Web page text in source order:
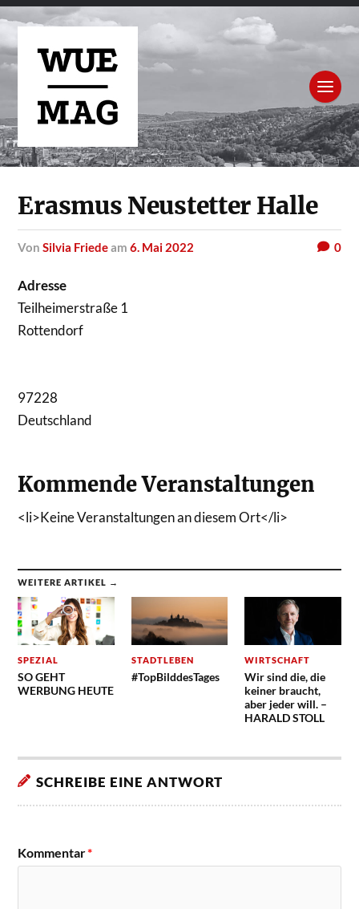
Erasmus Neustetter Halle
vonSilvia Friedeam6. Mai 2022 0
Adresse
Teilheimerstraße 1
Rottendorf
97228
Deutschland
Kommende Veranstaltungen
<li>Keine Veranstaltungen an diesem Ort</li>
WEITERE ARTIKEL →
SPEZIAL
SO GEHT
WERBUNG HEUTE
STADTLEBEN
#TopBilddesTages
WIRTSCHAFT
Wir sind die, die
keiner braucht,
aber jeder will. –
HARALD STOLL
SCHREIBE EINE ANTWORT
Kommentar*